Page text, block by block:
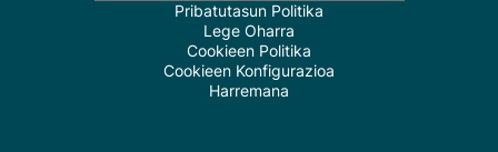
Pribatutasun Politika
Lege Oharra
Cookieen Politika
Cookieen Konfigurazioa
Harremana